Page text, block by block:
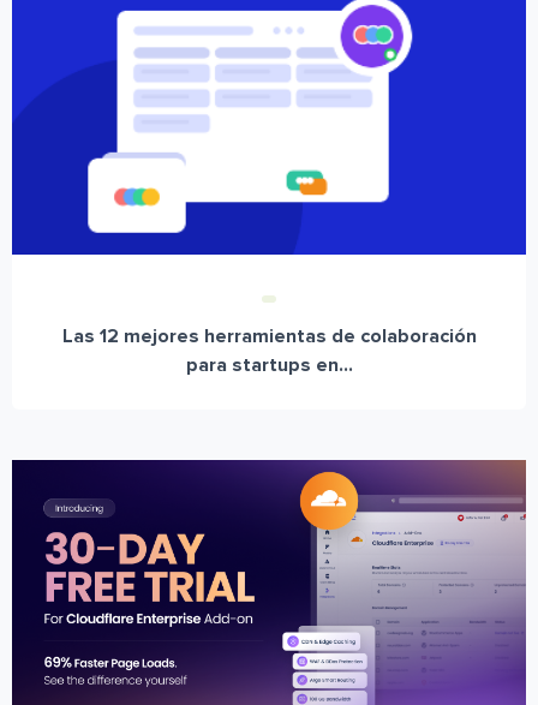
Las 12 mejores herramientas de colaboración
para startups en...